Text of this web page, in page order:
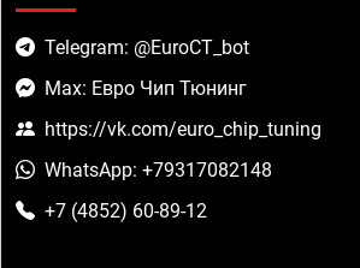
Telegram: @EuroCT_bot
Max: Евро Чип Тюнинг
https://vk.com/euro_chip_tuning
WhatsApp: +79317082148
+7 (4852) 60-89-12